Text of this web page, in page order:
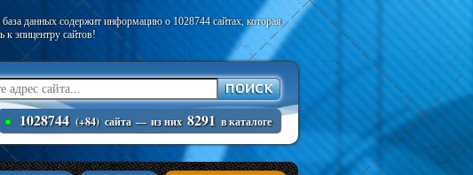
данных содержит информацию о 1028744 сайтах, которая
к эпицентру сайтов!
1028744 (+84) сайта — из них 8291 в каталоге